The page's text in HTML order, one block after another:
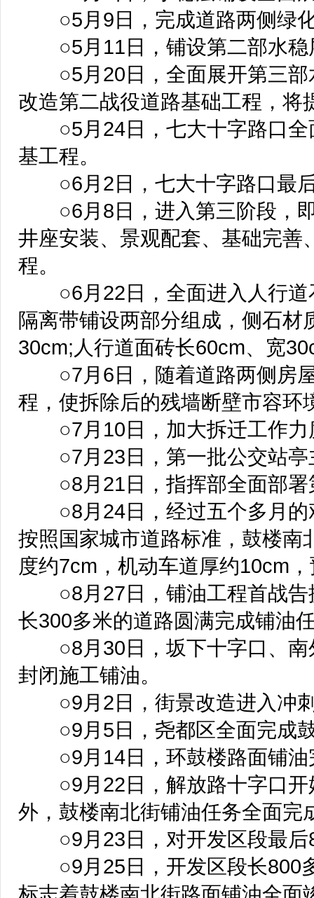
○5月9日，完成道路两侧绿化
○5月11日，铺设第二部水稳
○5月20日，全面展开第三部
改造第二战役道路基础工程，将
○5月24日，七大十字路口全
基工程。
○6月2日，七大十字路口最后
○6月8日，进入第三阶段，即
井座安装、景观配套、基础完善
程。
○6月22日，全面进入人行道
隔离带铺设两部分组成，侧石
30cm;人行道面砖长60cm、宽
○7月6日，随着道路两侧房屋
程，使拆除后的残墙断壁市容环
○7月10日，加大拆迁工作力
○7月23日，第一批公交站亭
○8月21日，指挥部全面部署
○8月24日，经过五个多月的
按照国家城市道路标准，鼓楼南
度约7cm，机动车道厚约10cm
○8月27日，铺油工程首战告
长300多米的道路圆满完成铺油
○8月30日，坂下十字口、南
封闭施工铺油。
○9月2日，街景改造进入冲
○9月5日，尧都区全面完成鼓
○9月14日，环鼓楼路面铺油
○9月22日，解放路十字口开
外，鼓楼南北街铺油任务全面完
○9月23日，对开发区段最后
○9月25日，开发区段长800